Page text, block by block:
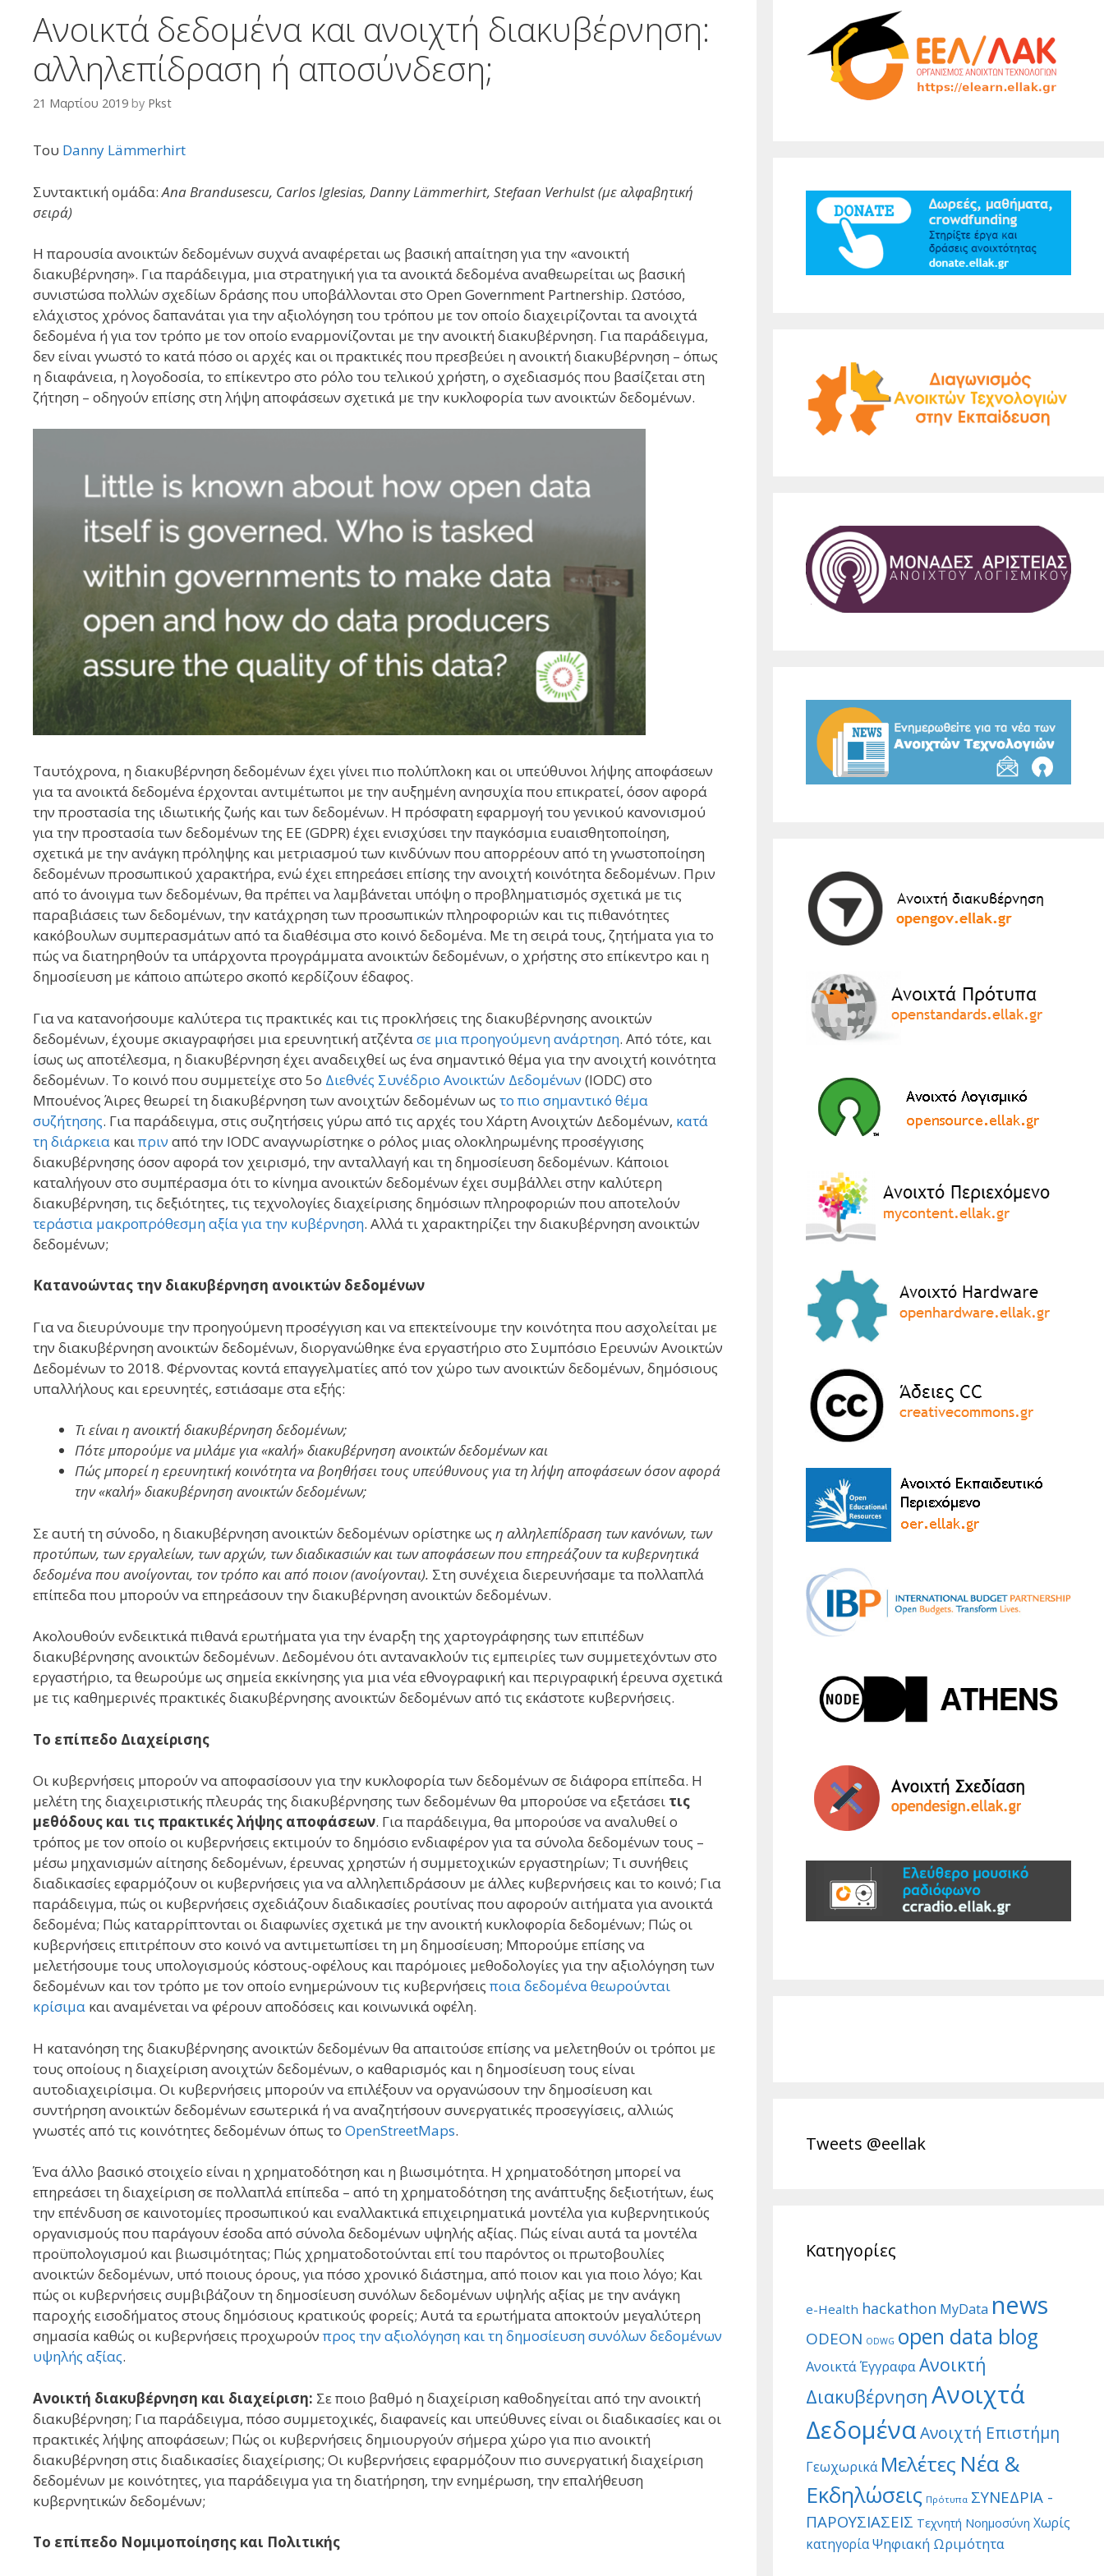
Ανοικτά δεδομένα και ανοιχτή διακυβέρνηση:
αλληλεπίδραση ή αποσύνδεση;
21 Μαρτίου 2019 by Pkst
Του Danny Lämmerhirt
Συντακτική ομάδα:Ana Brandusescu, Carlos Iglesias, Danny Lämmerhirt, Stefaan Verhulst (με αλφαβητική
σειρά)
Η παρουσία ανοικτών δεδομένων συχνά αναφέρεται ως βασική απαίτηση για την «ανοικτή
διακυβέρνηση». Για παράδειγμα, μια στρατηγική για τα ανοικτά δεδομένα αναθεωρείται ως βασική
συνιστώσα πολλών σχεδίων δράσης που υποβάλλονται στο Open Government Partnership. Ωστόσο,
ελάχιστος χρόνος δαπανάται για την αξιολόγηση του τρόπου με τον οποίο διαχειρίζονται τα ανοιχτά
δεδομένα ή για τον τρόπο με τον οποίο εναρμονίζονται με την ανοικτή διακυβέρνηση. Για παράδειγμα,
δεν είναι γνωστό το κατά πόσο οι αρχές και οι πρακτικές που πρεσβεύει η ανοικτή διακυβέρνηση – όπως
η διαφάνεια, η λογοδοσία, το επίκεντρο στο ρόλο του τελικού χρήστη, ο σχεδιασμóς που βασίζεται στη
ζήτηση – οδηγούν επίσης στη λήψη αποφάσεων σχετικά με την κυκλοφορία των ανοικτών δεδομένων.
Ταυτόχρονα, η διακυβέρνηση δεδομένων έχει γίνει πιο πολύπλοκη και οι υπεύθυνοι λήψης αποφάσεων
για τα ανοικτά δεδομένα έρχονται αντιμέτωποι με την αυξημένη ανησυχία που επικρατεί, όσον αφορά
την προστασία της ιδιωτικής ζωής και των δεδομένων. Η πρόσφατη εφαρμογή του γενικού κανονισμού
για την προστασία των δεδομένων της ΕΕ (GDPR) έχει ενισχύσει την παγκόσμια ευαισθητοποίηση,
σχετικά με την ανάγκη πρόληψης και μετριασμού των κινδύνων που απορρέουν από τη γνωστοποίηση
δεδομένων προσωπικού χαρακτήρα, ενώ έχει επηρεάσει επίσης την ανοιχτή κοινότητα δεδομένων. Πριν
από το άνοιγμα των δεδομένων, θα πρέπει να λαμβάνεται υπόψη ο προβληματισμός σχετικά με τις
παραβιάσεις των δεδομένων, την κατάχρηση των προσωπικών πληροφοριών και τις πιθανότητες
κακόβουλων συμπερασμάτων από τα διαθέσιμα στο κοινό δεδομένα. Με τη σειρά τους, ζητήματα για το
πώς να διατηρηθούν τα υπάρχοντα προγράμματα ανοικτών δεδομένων, ο χρήστης στο επίκεντρο και η
δημοσίευση με κάποιο απώτερο σκοπό κερδίζουν έδαφος.
Για να κατανοήσουμε καλύτερα τις πρακτικές και τις προκλήσεις της διακυβέρνησης ανοικτών
δεδομένων, έχουμε σκιαγραφήσει μια ερευνητική ατζέντασε μια προηγούμενη ανάρτηση. Από τότε, και
ίσως ως αποτέλεσμα, η διακυβέρνηση έχει αναδειχθεί ως ένα σημαντικό θέμα για την ανοιχτή κοινότητα
δεδομένων. Το κοινό που συμμετείχε στο 5ο Διεθνές Συνέδριο Ανοικτών Δεδομένων (IODC) στο
Μπουένος Άιρες θεωρεί τη διακυβέρνηση των ανοιχτών δεδομένων ως το πιο σημαντικό θέμα
συζήτησης. Για παράδειγμα, στις συζητήσεις γύρω από τις αρχές του Χάρτη Ανοιχτών Δεδομένων, κατά
τη διάρκεια καιπριν από την IODC αναγνωρίστηκε ο ρόλος μιας ολοκληρωμένης προσέγγισης
διακυβέρνησης όσον αφορά τον χειρισμό, την ανταλλαγή και τη δημοσίευση δεδομένων. Κάποιοι
καταλήγουν στο συμπέρασμα ότι το κίνημα ανοικτών δεδομένων έχει συμβάλλει στην καλύτερη
διακυβέρνηση, τις δεξιότητες, τις τεχνολογίες διαχείρισης δημόσιων πληροφοριών που αποτελούν
τεράστια μακροπρόθεσμη αξία για την κυβέρνηση. Αλλά τι χαρακτηρίζει την διακυβέρνηση ανοικτών
δεδομένων;
Κατανοώντας την διακυβέρνηση ανοικτών δεδομένων
Για να διευρύνουμε την προηγούμενη προσέγγιση και να επεκτείνουμε την κοινότητα που ασχολείται με
την διακυβέρνηση ανοικτών δεδομένων, διοργανώθηκε ένα εργαστήριο στο Συμπόσιο Ερευνών Ανοικτών
Δεδομένων το 2018. Φέρνοντας κοντά επαγγελματίες από τον χώρο των ανοικτών δεδομένων, δημόσιους
υπαλλήλους και ερευνητές, εστιάσαμε στα εξής:
Τι είναι η ανοικτή διακυβέρνηση δεδομένων;
Πότε μπορούμε να μιλάμε για «καλή» διακυβέρνηση ανοικτών δεδομένων και
Πώς μπορεί η ερευνητική κοινότητα να βοηθήσει τους υπεύθυνους για τη λήψη αποφάσεων όσον αφορά
την «καλή» διακυβέρνηση ανοικτών δεδομένων;
Σε αυτή τη σύνοδο, η διακυβέρνηση ανοικτών δεδομένων ορίστηκε ως η αλληλεπίδραση των κανόνων, των
προτύπων, των εργαλείων, των αρχών, των διαδικασιών και των αποφάσεων που επηρεάζουν τα κυβερνητικά
δεδομένα που ανοίγονται, τον τρόπο και από ποιον (ανοίγονται). Στη συνέχεια διερευνήσαμε τα πολλαπλά
επίπεδα που μπορούν να επηρεάσουν την διακυβέρνηση ανοικτών δεδομένων.
Ακολουθούν ενδεικτικά πιθανά ερωτήματα για την έναρξη της χαρτογράφησης των επιπέδων
διακυβέρνησης ανοικτών δεδομένων. Δεδομένου ότι αντανακλούν τις εμπειρίες των συμμετεχόντων στο
εργαστήριο, τα θεωρούμε ως σημεία εκκίνησης για μια νέα εθνογραφική και περιγραφική έρευνα σχετικά
με τις καθημερινές πρακτικές διακυβέρνησης ανοικτών δεδομένων από τις εκάστοτε κυβερνήσεις.
Το επίπεδο Διαχείρισης
Οι κυβερνήσεις μπορούν να αποφασίσουν για την κυκλοφορία των δεδομένων σε διάφορα επίπεδα. Η
μελέτη της διαχειριστικής πλευράς της διακυβέρνησης των δεδομένων θα μπορούσε να εξετάσει τις
μεθόδους και τις πρακτικές λήψης αποφάσεων. Για παράδειγμα, θα μπορούσε να αναλυθεί ο
τρόπος με τον οποίο οι κυβερνήσεις εκτιμούν το δημόσιο ενδιαφέρον για τα σύνολα δεδομένων τους –
μέσω μηχανισμών αίτησης δεδομένων, έρευνας χρηστών ή συμμετοχικών εργαστηρίων; Τι συνήθεις
διαδικασίες εφαρμόζουν οι κυβερνήσεις για να αλληλεπιδράσουν με άλλες κυβερνήσεις και το κοινό; Για
παράδειγμα, πώς οι κυβερνήσεις σχεδιάζουν διαδικασίες ρουτίνας που αφορούν αιτήματα για ανοικτά
δεδομένα; Πώς καταρρίπτονται οι διαφωνίες σχετικά με την ανοικτή κυκλοφορία δεδομένων; Πώς οι
κυβερνήσεις επιτρέπουν στο κοινό να αντιμετωπίσει τη μη δημοσίευση; Μπορούμε επίσης να
μελετήσουμε τους υπολογισμούς κόστους-οφέλους και παρόμοιες μεθοδολογίες για την αξιολόγηση των
δεδομένων και τον τρόπο με τον οποίο ενημερώνουν τις κυβερνήσεις ποια δεδομένα θεωρούνται
κρίσιμα και αναμένεται να φέρουν αποδόσεις και κοινωνικά οφέλη.
Η κατανόηση της διακυβέρνησης ανοικτών δεδομένων θα απαιτούσε επίσης να μελετηθούν οι τρόποι με
τους οποίους η διαχείριση ανοιχτών δεδομένων, ο καθαρισμός και η δημοσίευση τους είναι
αυτοδιαχειρίσιμα. Οι κυβερνήσεις μπορούν να επιλέξουν να οργανώσουν την δημοσίευση και
συντήρηση ανοικτών δεδομένων εσωτερικά ή να αναζητήσουν συνεργατικές προσεγγίσεις, αλλιώς
γνωστές από τις κοινότητες δεδομένων όπως το OpenStreetMaps.
Ένα άλλο βασικό στοιχείο είναι η χρηματοδότηση και η βιωσιμότητα. Η χρηματοδότηση μπορεί να
επηρεάσει τη διαχείριση σε πολλαπλά επίπεδα – από τη χρηματοδότηση της ανάπτυξης δεξιοτήτων, έως
την επένδυση σε καινοτομίες προσωπικού και εναλλακτικά επιχειρηματικά μοντέλα για κυβερνητικούς
οργανισμούς που παράγουν έσοδα από σύνολα δεδομένων υψηλής αξίας. Πώς είναι αυτά τα μοντέλα
προϋπολογισμού και βιωσιμότητας; Πώς χρηματοδοτούνται επί του παρόντος οι πρωτοβουλίες
ανοικτών δεδομένων, υπό ποιους όρους, για πόσο χρονικό διάστημα, από ποιον και για ποιο λόγο; Και
πώς οι κυβερνήσεις συμβιβάζουν τη δημοσίευση συνόλων δεδομένων υψηλής αξίας με την ανάγκη
παροχής εισοδήματος στους δημόσιους κρατικούς φορείς; Αυτά τα ερωτήματα αποκτούν μεγαλύτερη
σημασία καθώς οι κυβερνήσεις προχωρούν προς την αξιολόγηση και τη δημοσίευση συνόλων δεδομένων
υψηλής αξίας.
Ανοικτή διακυβέρνηση και διαχείριση: Σε ποιο βαθμό η διαχείριση καθοδηγείται από την ανοικτή
διακυβέρνηση; Για παράδειγμα, πόσο συμμετοχικές, διαφανείς και υπεύθυνες είναι οι διαδικασίες και οι
πρακτικές λήψης αποφάσεων; Πώς οι κυβερνήσεις δημιουργούν σήμερα χώρο για πιο ανοικτή
διακυβέρνηση στις διαδικασίες διαχείρισης; Οι κυβερνήσεις εφαρμόζουν πιο συνεργατική διαχείριση
δεδομένων με κοινότητες, για παράδειγμα για τη διατήρηση, την ενημέρωση, την επαλήθευση
κυβερνητικών δεδομένων;
Το επίπεδο Νομιμοποίησης και Πολιτικής
Tweets @eellak
Κατηγορίες
e-Health hackathon MyData news
ODEON ODWG open data blog
Ανοικτά ΈγγραφαΑνοικτή
Διακυβέρνηση Ανοιχτά
ΔεδομέναΑνοιχτή Επιστήμη
Γεωχωρικά Μελέτες Νέα &
Εκδηλώσεις Πρότυπα ΣΥΝΕΔΡΙΑ -
ΠΑΡΟΥΣΙΑΣΕΙΣ Τεχνητή Νοημοσύνη Χωρίς
κατηγορίαΨηφιακή Ωριμότητα